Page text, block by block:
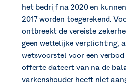
het bedrijf na 2020 en
2017 worden toegerekend.
ontbreekt de vereiste
geen wettelijke verplichting,
wetsvoorstel voor een verbod
offerte dateert van na de
varkenshouder heeft niet